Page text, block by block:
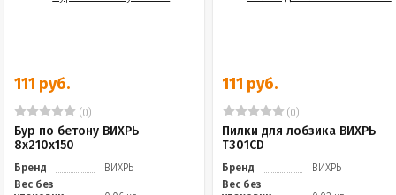
111 руб.
(0)
Бур по бетону ВИХРЬ
8x210x150
Бренд
ВИХРЬ
Вес без
111 руб.
(0)
Пилки для лобзика ВИХРЬ
Т301CD
Бренд
ВИХРЬ
Вес без